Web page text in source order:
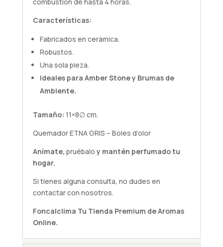
combustión de hasta 4 horas.
Características:
Fabricados en cerámica.
Robustos.
Una sola pieza.
Ideales para Amber Stoney Brumas de
Ambiente.
Tamaño: 11×8∅ cm.
Quemador ETNA GRIS – Boles d’olor
Anímate, pruébalo y mantén perfumado tu
hogar.
Si tienes alguna consulta, no dudes en
contactar con nosotros.
Foncalclima Tu Tienda Premium de Aromas
Online.